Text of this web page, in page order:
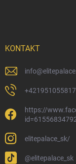
KONTAKT
info@
+421951055817
https://
elitepalace_sk/
@elitepalace_sk